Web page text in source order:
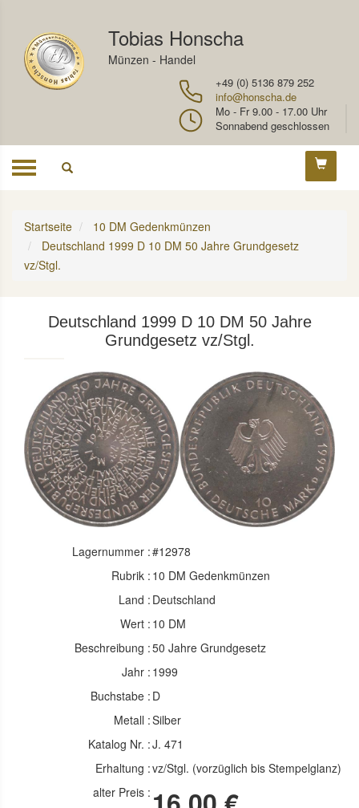
Tobias Honscha
Münzen - Handel
+49 (0) 5136 879 252
info@honscha.de
Mo - Fr 9.00 - 17.00 Uhr
Sonnabend geschlossen
Toggle
Startseite
10 DM Gedenkmünzen
Deutschland 1999 D 10 DM 50 Jahre Grundgesetz
vz/Stgl.
Deutschland 1999 D 10 DM 50 Jahre
Grundgesetz vz/Stgl.
Lagernummer :#12978
Rubrik : 10 DM Gedenkmünzen
Land : Deutschland
Wert : 10 DM
Beschreibung :50 Jahre Grundgesetz
Jahr : 1999
Buchstabe : D
Metall :Silber
Katalog Nr. :J. 471
Erhaltung :vz/Stgl. (vorzüglich bis Stempelglanz)
alter Preis :